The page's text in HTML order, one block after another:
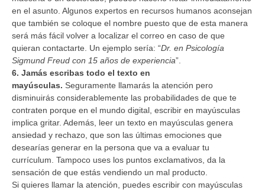
en el asunto. Algunos expertos en recursos humanos aconsejan
que también se coloque el nombre puesto que de esta manera
será más fácil volver a localizar el correo en caso de que
quieran contactarte. Un ejemplo sería: “Dr. en Psicología
Sigmund Freud con 15 años de experiencia”.
6. Jamás escribas todo el texto en
mayúsculas. Seguramente llamarás la atención pero
disminuirás considerablemente las probabilidades de que te
contraten porque en el mundo digital, escribir en mayúsculas
implica gritar. Además, leer un texto en mayúsculas genera
ansiedad y rechazo, que son las últimas emociones que
desearías generar en la persona que va a evaluar tu
currículum. Tampoco uses los puntos exclamativos, da la
sensación de que estás vendiendo un mal producto.
Si quieres llamar la atención, puedes escribir con mayúsculas